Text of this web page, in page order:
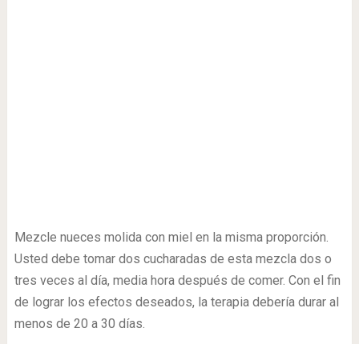
Mezcle nueces molida con miel en la misma proporción.
Usted debe tomar dos cucharadas de esta mezcla dos o
tres veces al día, media hora después de comer. Con el fin
de lograr los efectos deseados, la terapia debería durar al
menos de 20 a 30 días.